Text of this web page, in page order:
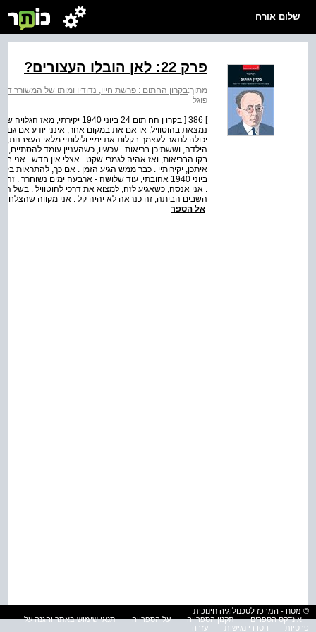
שלום אורח
פרק 22: לאן הובלו העצורים?
מתוך:בקרון החתום : פרשת חייו, נדודיו ומותו של המשורר
פוגל
נמצאת בהוטוויל, או אם את במקום אחר, אינני יודע אם
יכולה לתאר לעצמך בקלות את ימיי ולילותיי מלאי
הילדה, וששתיכן בריאות . עכשיו, כשהעניין עומד
בקו הבריאות, ואז אהיה לגמרי שקט . אצלי אין חדש . אני
ביוני 1940 אהובתי, עוד שלושה - ארבעה ימים
. אני אנסה, כשאגיע לזה, למצוא את דרכי להוטוויל . בשל
השבים הביתה, זה כנראה לא יהיה קל . אני מקווה
אל הספר
© מטח - המרכז לטכנולוגיה חינוכית
אינדקס הספרים
תקנון הספרייה על הספרייה
תנאי שימוש באתר והגנה על
פרטיות
הסדרי נגישות עזרה